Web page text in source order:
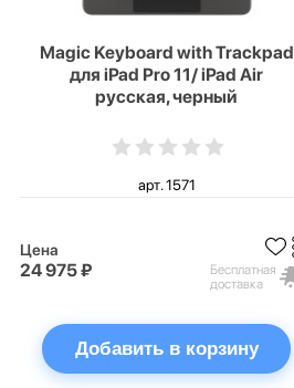
Magic Keyboard with Trackpad
для iPad Pro 11/ iPad Air
русская, черный
арт. 1571
Цена
24 975 ₽
Бесплатная
доставка
Добавить в корзину